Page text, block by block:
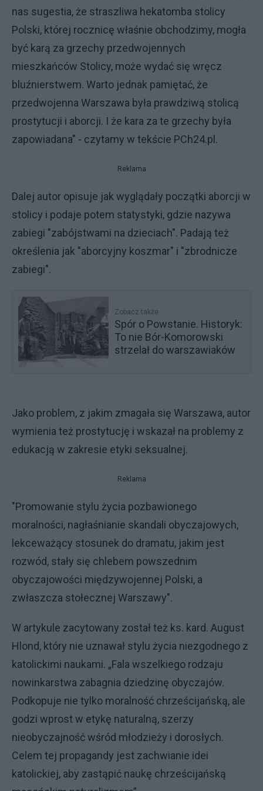
nas sugestia, że straszliwa hekatomba stolicy
Polski, której rocznicę właśnie obchodzimy, mogła
być karą za grzechy przedwojennych
mieszkańców Stolicy, może wydać się wręcz
bluźnierstwem. Warto jednak pamiętać, że
przedwojenna Warszawa była prawdziwą stolicą
prostytucji i aborcji. I że kara za te grzechy była
zapowiadana" - czytamy w tekście PCh24.pl.
Reklama
Dalej autor opisuje jak wyglądały początki aborcji w
stolicy i podaje potem statystyki, gdzie nazywa
zabiegi "zabójstwami na dzieciach". Padają też
określenia jak "aborcyjny koszmar" i "zbrodnicze
zabiegi".
Zobacz także
Spór o Powstanie. Historyk:
To nie Bór-Komorowski
strzelał do warszawiaków
Jako problem, z jakim zmagała się Warszawa, autor
wymienia też prostytucję i wskazał na problemy z
edukacją w zakresie etyki seksualnej.
Reklama
"Promowanie stylu życia pozbawionego
moralności, nagłaśnianie skandali obyczajowych,
lekceważący stosunek do dramatu, jakim jest
rozwód, stały się chlebem powszednim
obyczajowości międzywojennej Polski, a
zwłaszcza stołecznej Warszawy".
W artykule zacytowany został też ks. kard. August
Hlond, który nie uznawał stylu życia niezgodnego z
katolickimi naukami. „Fala wszelkiego rodzaju
nowinkarstwa zabagnia dziedzinę obyczajów.
Podkopuje nie tylko moralność chrześcijańską, ale
godzi wprost w etykę naturalną, szerzy
nieobyczajność wśród młodzieży i dorosłych.
Celem tej propagandy jest zachwianie idei
katolickiej, aby zastąpić naukę chrześcijańską